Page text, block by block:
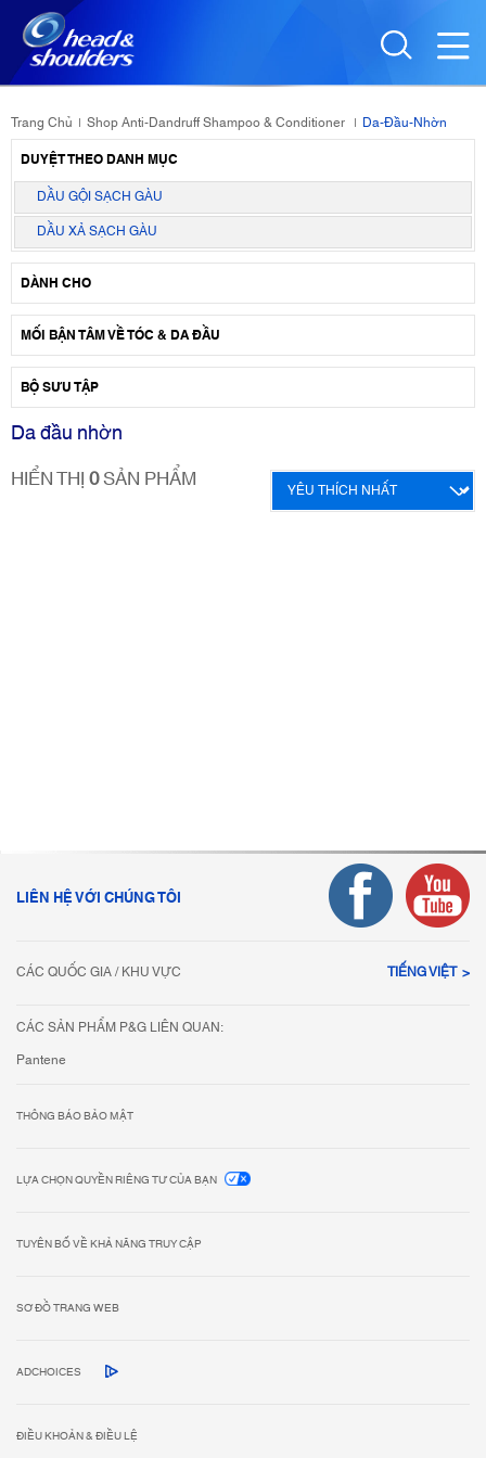
Trang Chủ | Shop Anti-Dandruff Shampoo & Conditioner | Da-Đầu-Nhờn
DUYỆT THEO DANH MỤC
DẦU GỘI SẠCH GÀU
DẦU XẢ SẠCH GÀU
DÀNH CHO
MỐI BẬN TÂM VỀ TÓC & DA ĐẦU
BỘ SƯU TẬP
Da đầu nhờn
HIỂN THỊ0SẢN PHẨM
LIÊN HỆ VỚI CHÚNG TÔI
CÁC QUỐC GIA / KHU VỰC TIẾNG VIỆT
CÁC SẢN PHẨM P&G LIÊN QUAN:
Pantene
THÔNG BÁO BẢO MẬT
LỰA CHỌN QUYỀN RIÊNG TƯ CỦA BẠN
TUYÊN BỐ VỀ KHẢ NĂNG TRUY CẬP
SƠ ĐỒ TRANG WEB
ADCHOICES
ĐIỀU KHOẢN & ĐIỀU LỆ